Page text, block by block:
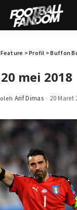
Feature >Profil >Buffon
20 mei 2018
Posted
oleh Arif Dimas 20 Maret